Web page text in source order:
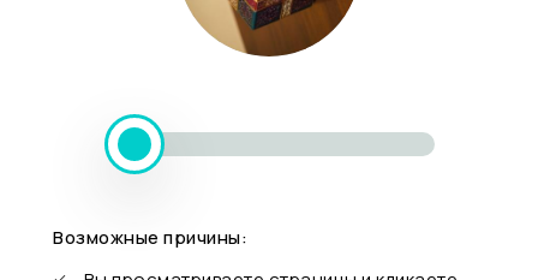
Возможные причины: